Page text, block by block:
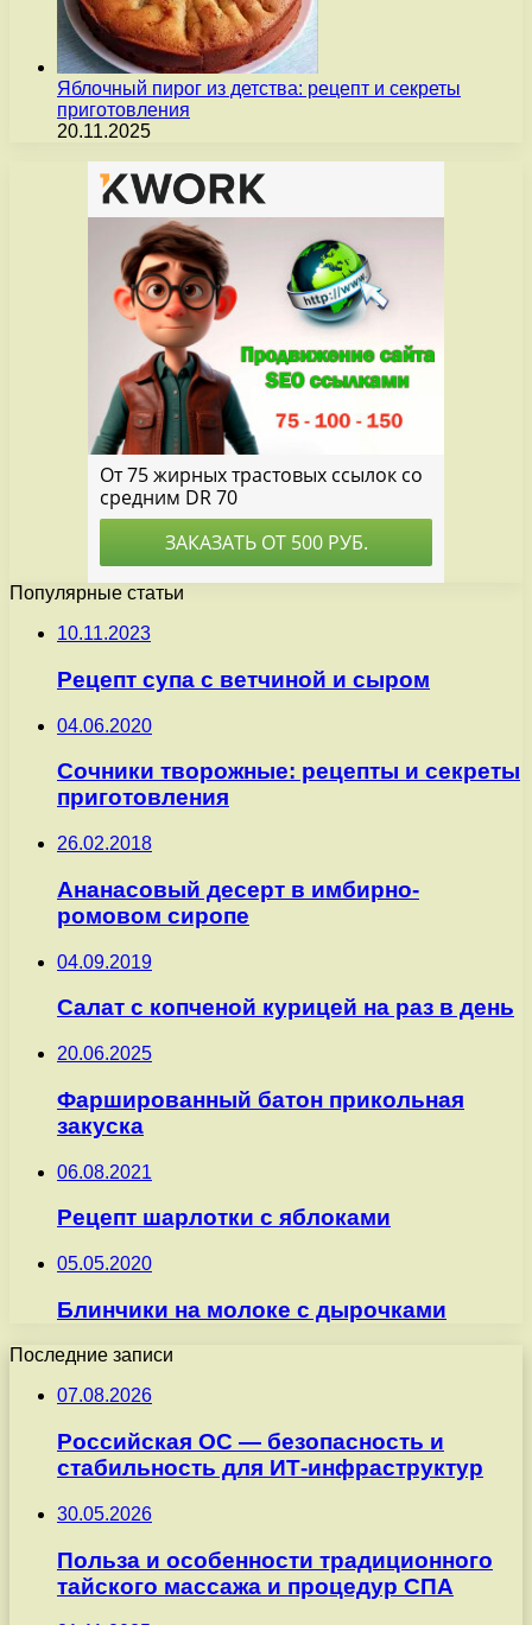
Яблочный пирог из детства: рецепт и секреты
приготовления
20.11.2025
Популярные статьи
10.11.2023
Рецепт супа с ветчиной и сыром
04.06.2020
Сочники творожные: рецепты и секреты
приготовления
26.02.2018
Ананасовый десерт в имбирно-
ромовом сиропе
04.09.2019
Салат с копченой курицей на раз в день
20.06.2025
Фаршированный батон прикольная
закуска
06.08.2021
Рецепт шарлотки с яблоками
05.05.2020
Блинчики на молоке с дырочками
Последние записи
07.08.2026
Российская ОС — безопасность и
стабильность для ИТ-инфраструктур
30.05.2026
Польза и особенности традиционного
тайского массажа и процедур СПА